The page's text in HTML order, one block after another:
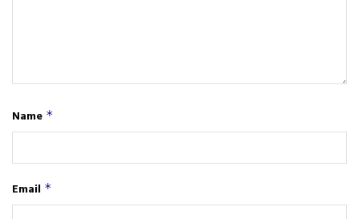
Name *
Email *